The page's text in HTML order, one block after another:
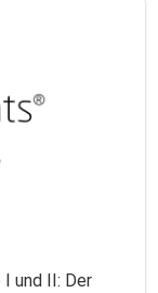
und II: Der